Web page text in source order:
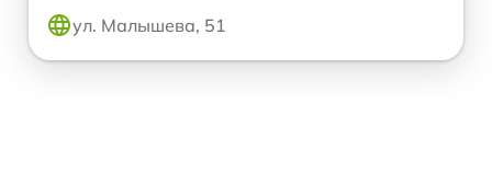
ул. Малышева, 51